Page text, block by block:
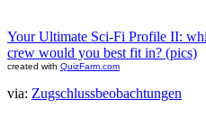
Your Ultimate Sci-Fi Profile II:
crew would you best fit in? (pics)
created with QuizFarm.com
via: Zugschlussbeobachtungen